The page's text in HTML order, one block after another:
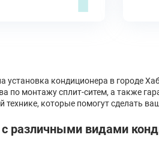
установка кондиционера в городе
по монтажу сплит-ситем, а также
технике, которые помогут сделать
различными видами